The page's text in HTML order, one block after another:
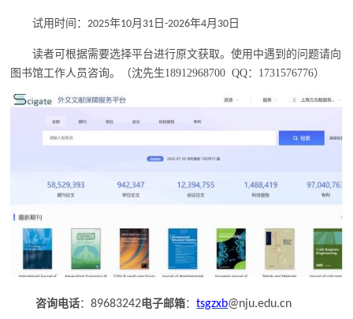
试用时间： 2025年10月 31 日-2026年4月 30 日
读者可根据需要选择平台进行原文获取。使用中遇到的问题请向
图书馆工作人员咨询。
（沈先生18912968700 QQ：1731576776）
咨询电话：89683242 电子邮箱：tsgzxb@nju.edu.cn